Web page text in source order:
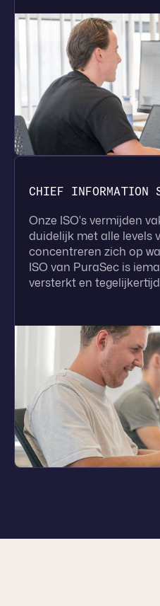
CHIEF INFORMATION
Onze ISO's vermijden
duidelijk met alle levels
concentreren zich op
ISO van PuraSec is
versterkt en